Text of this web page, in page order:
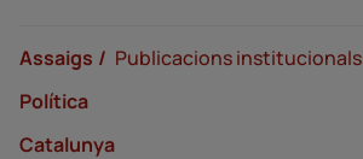
Assaigs
Publicacions institucionals
Política
Catalunya